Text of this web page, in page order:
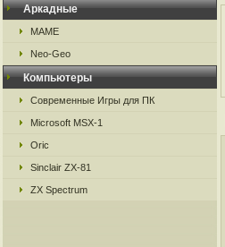
Аркадные
MAME
Neo-Geo
Компьютеры
Современные Игры для ПК
Microsoft MSX-1
Oric
Sinclair ZX-81
ZX Spectrum